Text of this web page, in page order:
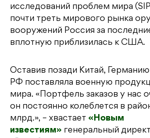
исследований проблем мира
почти треть мирового рынка
вооружений Россия за
вплотную приблизилась к США.
Оставив позади Китай,
РФ поставляла военную
мира. «Портфель заказов у нас
он постоянно колеблется в
млрд.», – хвастает «Новым
известиям» генеральный